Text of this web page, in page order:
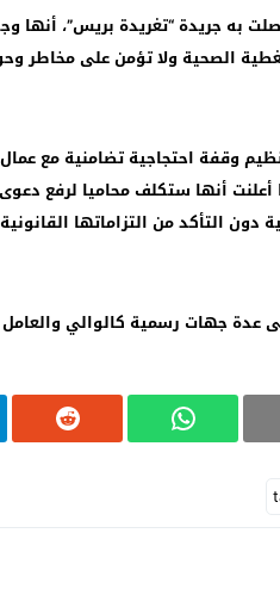
به جريدة “تغريدة بريس”، أنها
الصحية ولا تؤمن على مخاطر
وقفة احتجاجية تضامنية مع
أعلنت أنها ستكلف محاميا لرفع
التأكد من التزاماتها
جهات رسمية كالوالي